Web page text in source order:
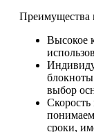
Преимущества
Высокое
выбор
Скорость
сроки,